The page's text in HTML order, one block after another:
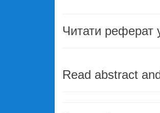
Читати реферат
Read abstract